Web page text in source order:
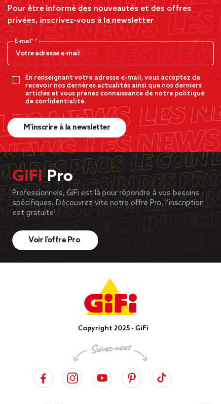
Pour être informé des nouveautés et des offres
privées, inscrivez-vous à la newsletter
E-mail*
En renseignant votre adresse e-mail, vous acceptez de
recevoir nos dernères actualités ainsi que nos derniers
articles et vous prenez connaissance de notre politique
de confidentialité.
M’inscrire à la newsletter
GiFiPro
Professionnels, GiFi est là pour répondre à vos besoins
spécifiques. Découvrez vite notre offre Pro, l’inscription
est gratuite!
Voir l’offre Pro
Copyright 2025 - GiFi